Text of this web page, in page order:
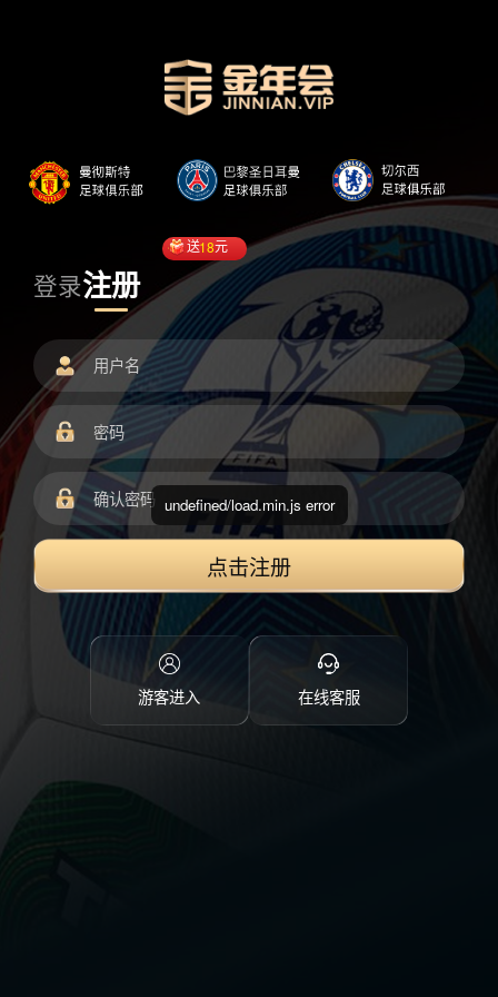
登录注册
送18元
点击注册
游客进入 在线客服
undefined/load.min.js error